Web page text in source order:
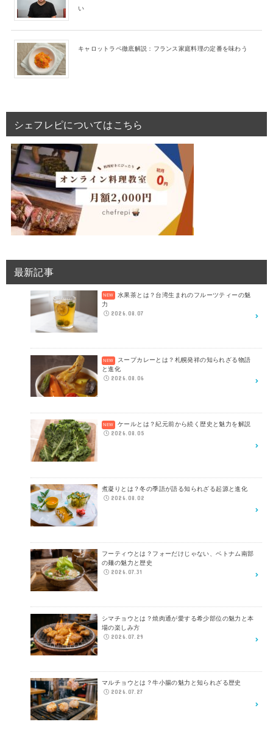
い
キャロットラペ徹底解説：フランス家庭料理の定番を味わう
シェフレピについてはこちら
最新記事
水果茶とは？台湾生まれのフルーツティーの魅
力
2026.08.07
スープカレーとは？札幌発祥の知られざる物語
と進化
2026.08.06
ケールとは？紀元前から続く歴史と魅力を解説
2026.08.05
煮凝りとは？冬の季語が語る知られざる起源と進化
2026.08.02
フーティウとは？フォーだけじゃない、ベトナム南部
の麺の魅力と歴史
2026.07.31
シマチョウとは？焼肉通が愛する希少部位の魅力と本
場の楽しみ方
2026.07.29
マルチョウとは？牛小腸の魅力と知られざる歴史
2026.07.27